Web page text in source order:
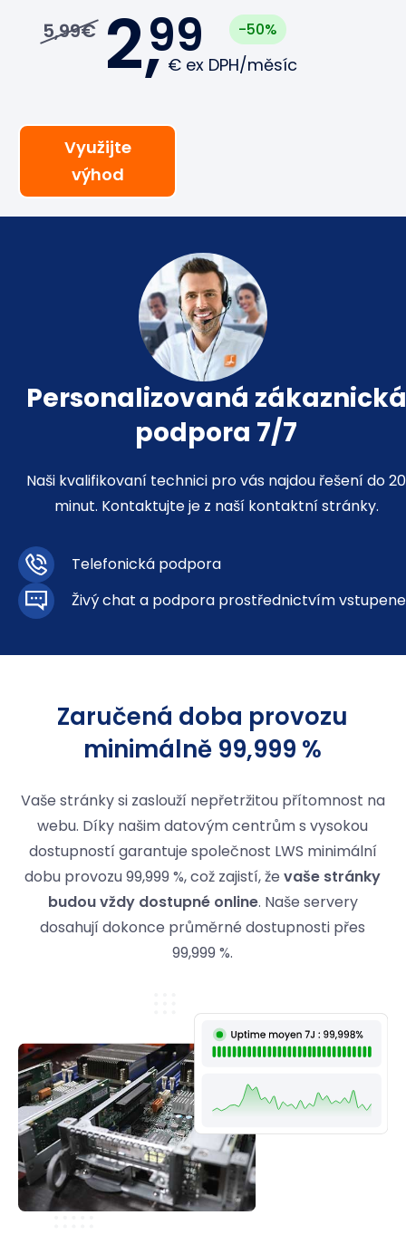
5,99€ 2,99
€ ex DPH/měsíc
-50%
Využijte
výhod
Personalizovaná zákaznická
podpora 7/7
Naši kvalifikovaní technici pro vás najdou řešení do 20
minut. Kontaktujte je z naší kontaktní stránky.
Telefonická podpora
Živý chat a podpora prostřednictvím
Zaručená doba provozu
minimálně 99,999 %
Vaše stránky si zaslouží nepřetržitou přítomnost na
webu. Díky našim datovým centrům s vysokou
dostupností garantuje společnost LWS minimální
dobu provozu 99,999 %, což zajistí, ževaše stránky
budou vždy dostupné online. Naše servery
dosahují dokonce průměrné dostupnosti přes
99,999 %.